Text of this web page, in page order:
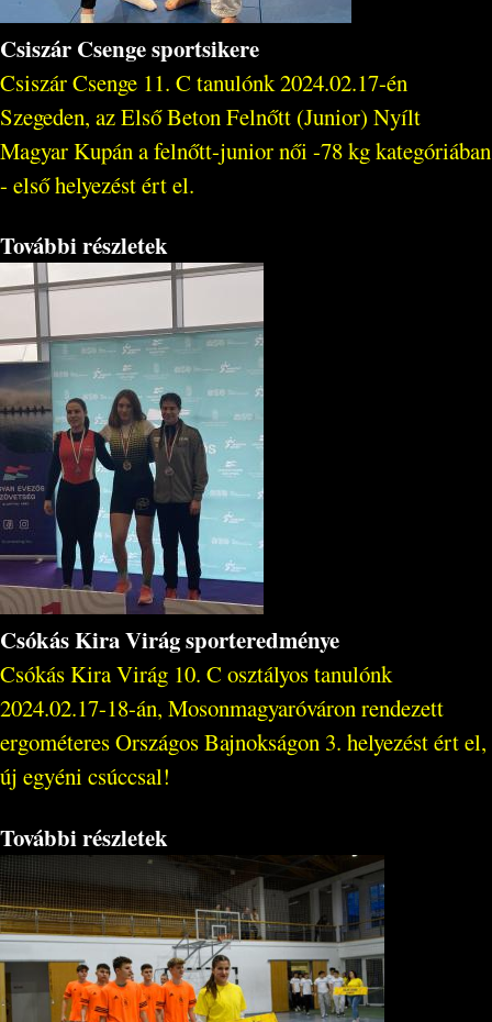
Csiszár Csenge sportsikere
Csiszár Csenge 11. C tanulónk 2024.02.17-én
Szegeden, az Első Beton Felnőtt (Junior) Nyílt
Magyar Kupán a felnőtt-junior női -78 kg kategóriában
- első helyezést ért el.
További részletek
Csókás Kira Virág sporteredménye
Csókás Kira Virág 10. C osztályos tanulónk
2024.02.17-18-án, Mosonmagyaróváron rendezett
ergométeres Országos Bajnokságon 3. helyezést ért el,
új egyéni csúccsal!
További részletek